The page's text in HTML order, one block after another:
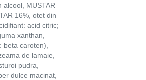
MUSTAR
16%, otet din
acid citric;
xanthan,
caroten),
de lamaie,
pudra,
dulce macinat,